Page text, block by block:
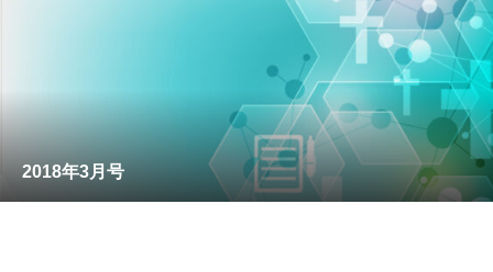
2018年3月号